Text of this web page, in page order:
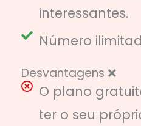
interessantes.
Número
Desvantagens ❌
O plano
ter o seu